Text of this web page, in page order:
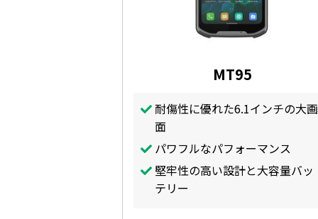
MT95
耐傷性に優れた6.1インチの大画
面
パワフルなパフォーマンス
堅牢性の高い設計と大容量バッ
テリー